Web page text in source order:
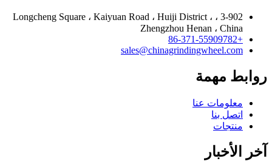
3-902 ، Longcheng Square ، Kaiyuan Road ، Huiji District ،
Zhengzhou Henan ، China
+86-371-55909782
sales@chinagrindingwheel.com
روابط مهمة
معلومات عنا
اتصل بنا
منتجات
آخر الأخبار